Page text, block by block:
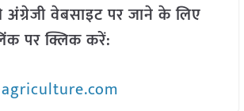
वेबसाइट पर जाने के लिए
पर क्लिक करें: